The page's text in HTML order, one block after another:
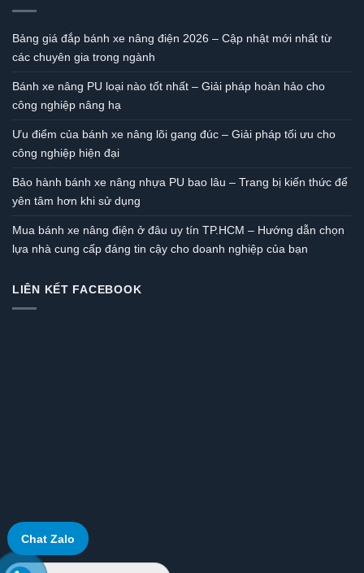
Bảng giá đắp bánh xe nâng điện 2026 – Cập nhật mới nhất từ
các chuyên gia trong ngành
Bánh xe nâng PU loại nào tốt nhất – Giải pháp hoàn hảo cho
công nghiệp nâng hạ
Ưu điểm của bánh xe nâng lõi gang đúc – Giải pháp tối ưu cho
công nghiệp hiện đại
Bảo hành bánh xe nâng nhựa PU bao lâu – Trang bị kiến thức để
yên tâm hơn khi sử dụng
Mua bánh xe nâng điện ở đâu uy tín TP.HCM – Hướng dẫn chọn
lựa nhà cung cấp đáng tin cậy cho doanh nghiệp của bạn
LIÊN KẾT FACEBOOK
Chat Zalo